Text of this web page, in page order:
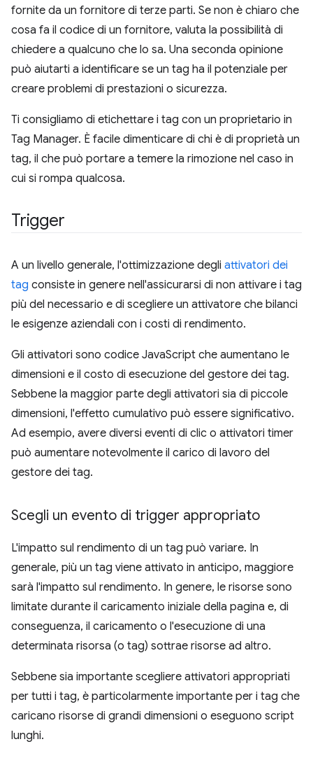
fornite da un fornitore di terze parti. Se non è chiaro che
cosa fa il codice di un fornitore, valuta la possibilità di
chiedere a qualcuno che lo sa. Una seconda opinione
può aiutarti a identificare se un tag ha il potenziale per
creare problemi di prestazioni o sicurezza.
Ti consigliamo di etichettare i tag con un proprietario in
Tag Manager. È facile dimenticare di chi è di proprietà un
tag, il che può portare a temere la rimozione nel caso in
cui si rompa qualcosa.
Trigger
A un livello generale, l'ottimizzazione degli attivatori dei
tag consiste in genere nell'assicurarsi di non attivare i tag
più del necessario e di scegliere un attivatore che bilanci
le esigenze aziendali con i costi di rendimento.
Gli attivatori sono codice JavaScript che aumentano le
dimensioni e il costo di esecuzione del gestore dei tag.
Sebbene la maggior parte degli attivatori sia di piccole
dimensioni, l'effetto cumulativo può essere significativo.
Ad esempio, avere diversi eventi di clic o attivatori timer
può aumentare notevolmente il carico di lavoro del
gestore dei tag.
Scegli un evento di trigger appropriato
L'impatto sul rendimento di un tag può variare. In
generale, più un tag viene attivato in anticipo, maggiore
sarà l'impatto sul rendimento. In genere, le risorse sono
limitate durante il caricamento iniziale della pagina e, di
conseguenza, il caricamento o l'esecuzione di una
determinata risorsa (o tag) sottrae risorse ad altro.
Sebbene sia importante scegliere attivatori appropriati
per tutti i tag, è particolarmente importante per i tag che
caricano risorse di grandi dimensioni o eseguono script
lunghi.